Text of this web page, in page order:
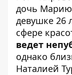
дочь
девушке 26
сфере
ведет
однако
Наталией